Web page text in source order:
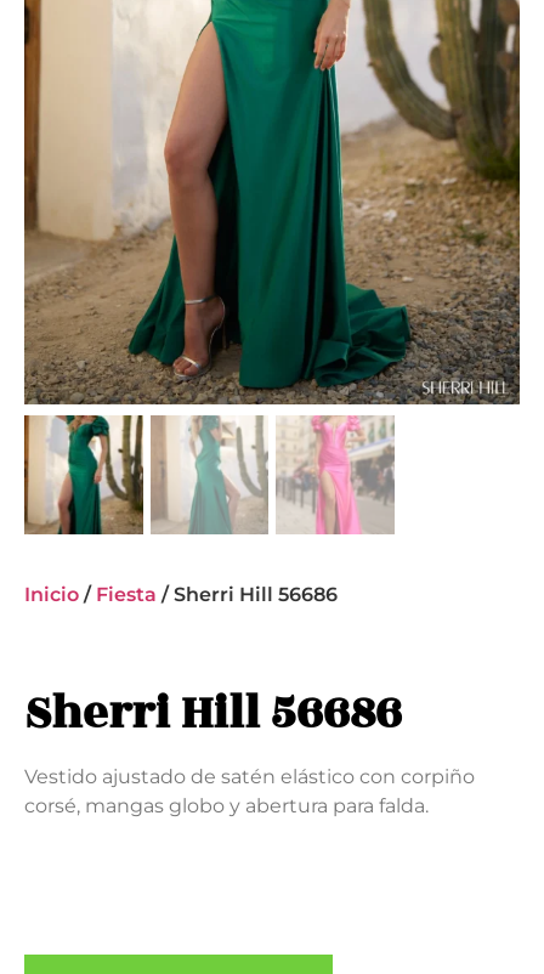
Inicio / Fiesta / Sherri Hill 56686
Sherri Hill 56686
Vestido ajustado de satén elástico con corpiño
corsé, mangas globo y abertura para falda.